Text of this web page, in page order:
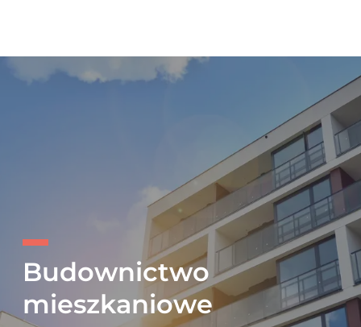
Budownictwo
mieszkaniowe